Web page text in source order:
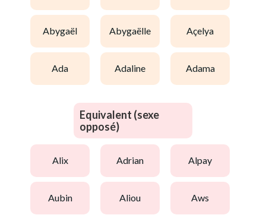
abygaël abygaëlle açelya
ada adaline adama
Equivalent (sexe
opposé)
alix adrian alpay
aubin aliou aws